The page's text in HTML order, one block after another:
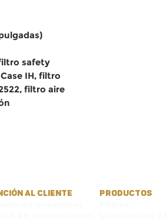
safety
IH, filtro
filtro aire
AL CLIENTE PRODUCTOS